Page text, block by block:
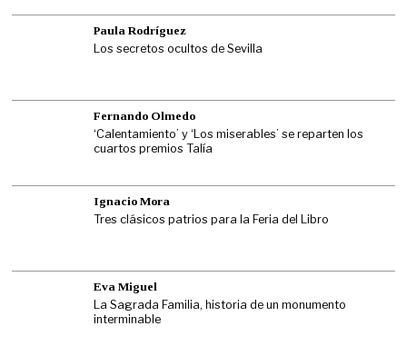
Paula Rodríguez
Los secretos ocultos de Sevilla
Fernando Olmedo
‘Calentamiento’ y ‘Los miserables’ se reparten los
cuartos premios Talía
Ignacio Mora
Tres clásicos patrios para la Feria del Libro
Eva Miguel
La Sagrada Familia, historia de un monumento
interminable